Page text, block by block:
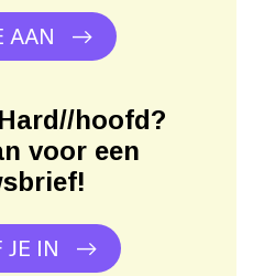
AAN
hoofd?
voor een
JE IN